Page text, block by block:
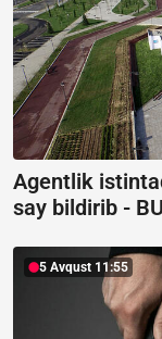
Agentlik
say bildirib -
5 Avqust 11:55